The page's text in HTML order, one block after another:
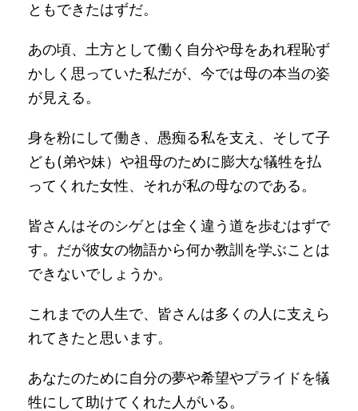
ともできたはずだ。
あの頃、土方として働く自分や母をあれ程恥ず
かしく思っていた私だが、今では母の本当の姿
が見える。
身を粉にして働き、愚痴る私を支え、そして子
ども(弟や妹）や祖母のために膨大な犠牲を払
ってくれた女性、それが私の母なのである。
皆さんはそのシゲとは全く違う道を歩むはずで
す。だが彼女の物語から何か教訓を学ぶことは
できないでしょうか。
これまでの人生で、皆さんは多くの人に支えら
れてきたと思います。
あなたのために自分の夢や希望やプライドを犠
牲にして助けてくれた人がいる。